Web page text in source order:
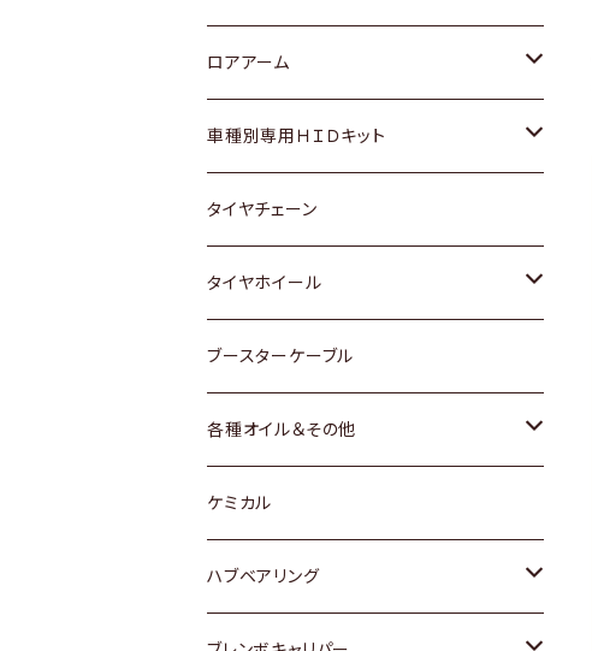
ダイハツ
マツダ
三菱
スバル
レクサス
日産
ダイハツ
マツダ
三菱
スバル
スズキ
日産
いすゞ
ダイハツ
マツダ
三菱
スバル
ホンダ
スズキ
日産
ダイハツ
スバル
トヨタ
ホンダ
スズキ
日産
ダイハツ
マツダ
ロアアーム
ホンダ
スズキ
日産
ダイハツ
マツダ
スバル
車種別専用ＨＩＤキット
トヨタ
マツダ
タイヤチェーン
タイヤホイール
トヨタ
ホンダ
スズキ
日産
ブースターケーブル
各種オイル＆その他
ディーデル洗浄添加剤
ケミカル
ハブベアリング